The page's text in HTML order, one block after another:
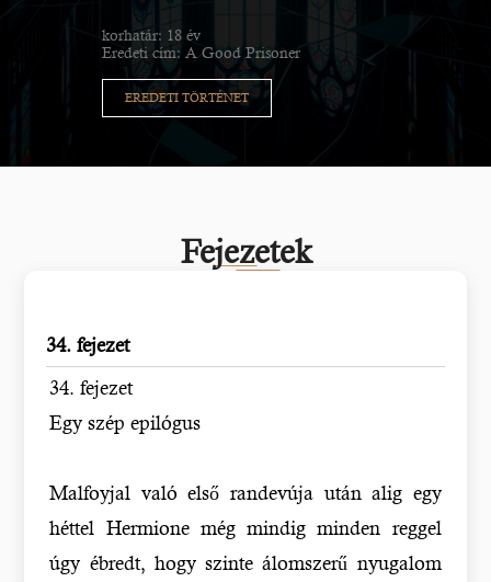
korhatár: 18 év
Eredeti cím: A Good Prisoner
EREDETI TÖRTÉNET
Fejezetek
34. fejezet
34. fejezet
Egy szép epilógus
Malfoyjal való első randevúja után alig egy
héttel Hermione még mindig minden reggel
úgy ébredt, hogy szinte álomszerű nyugalom